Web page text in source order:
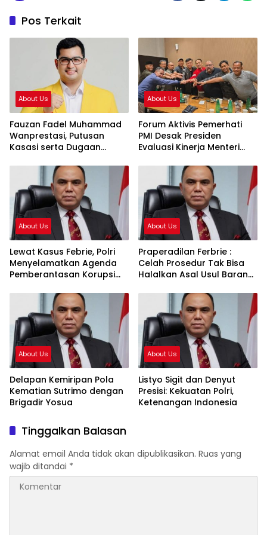
Pos Terkait
About Us
Fauzan Fadel Muhammad
Wanprestasi, Putusan
Kasasi serta Dugaan
Aset PT GME
About Us
Forum Aktivis Pemerhati
PMI Desak Presiden
Evaluasi Kinerja Menteri
Penempatan Prosedural
About Us
Lewat Kasus Febrie, Polri
Menyelamatkan Agenda
Pemberantasan Korupsi
About Us
Praperadilan Ferbrie :
Celah Prosedur Tak Bisa
Halalkan Asal Usul Barang
About Us
Delapan Kemiripan Pola
Kematian Sutrimo dengan
Brigadir Yosua
About Us
Listyo Sigit dan Denyut
Presisi: Kekuatan Polri,
Ketenangan Indonesia
Tinggalkan Balasan
Alamat email Anda tidak akan dipublikasikan. Ruas yang
wajib ditandai *